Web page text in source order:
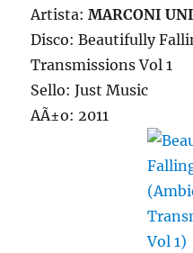
Artista:MARCONI
Disco: Beautifully
Transmissions Vol 1
Sello: Just Music
AÃ±o: 2011